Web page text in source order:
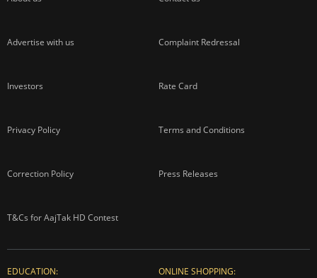
Advertise with us Complaint Redressal
Investors Rate Card
Privacy Policy Terms and Conditions
Correction Policy Press Releases
T&Cs for AajTak HD Contest
EDUCATION: ONLINE SHOPPING: